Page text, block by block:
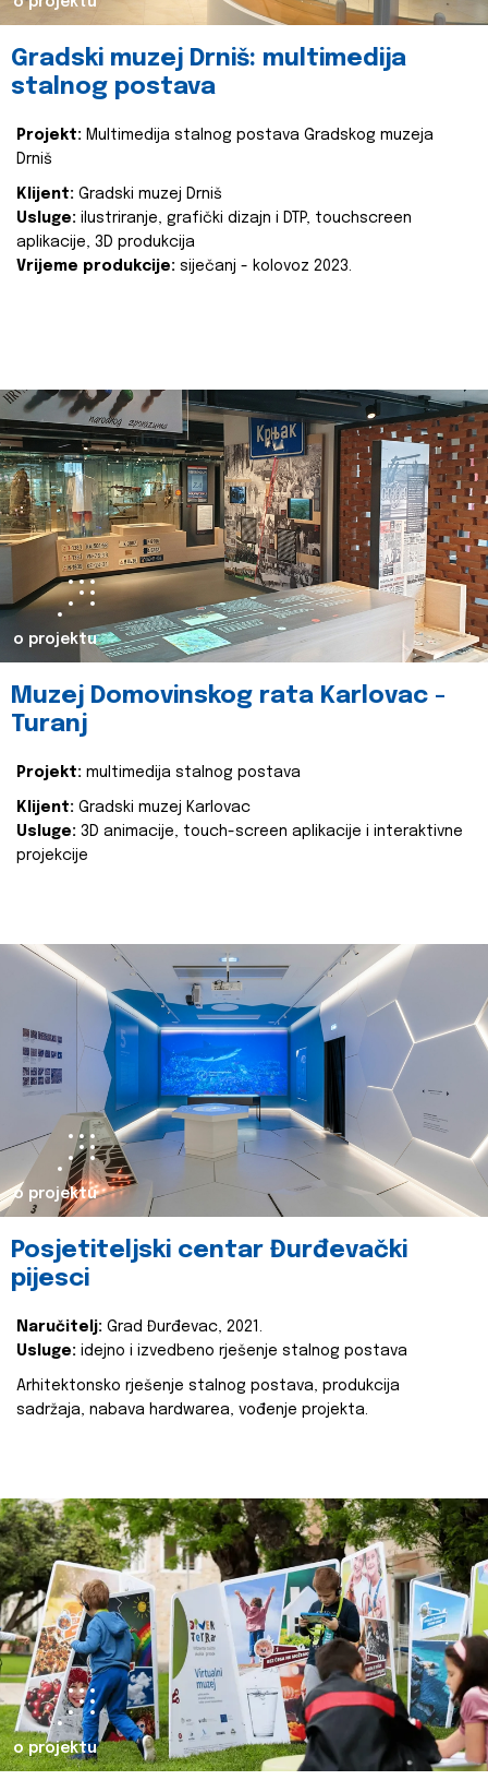
Gradski muzej Drniš: multimedija
stalnog postava
Projekt: Multimedija stalnog postava Gradskog muzeja
Drniš
Klijent: Gradski muzej Drniš
Usluge: ilustriranje, grafički dizajn i DTP, touchscreen
aplikacije, 3D produkcija
Vrijeme produkcije: siječanj - kolovoz 2023.
o projektu
Muzej Domovinskog rata Karlovac -
Turanj
Projekt: multimedija stalnog postava
Klijent: Gradski muzej Karlovac
Usluge: 3D animacije, touch-screen aplikacije i interaktivne
projekcije
o projektu
Posjetiteljski centar Đurđevački
pijesci
Naručitelj: Grad Đurđevac, 2021.
Usluge: idejno i izvedbeno rješenje stalnog postava
Arhitektonsko rješenje stalnog postava, produkcija
sadržaja, nabava hardwarea, vođenje projekta.
o projektu